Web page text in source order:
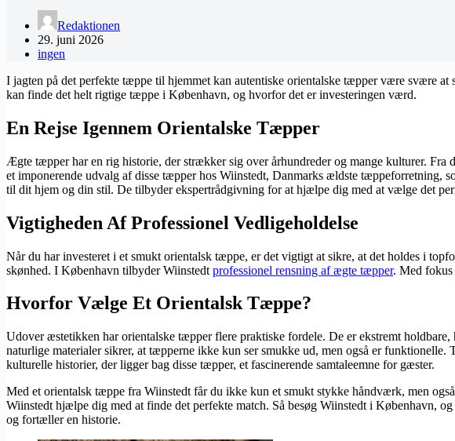
Redaktionen
29. juni 2026
ingen
I jagten på det perfekte tæppe til hjemmet kan autentiske orientalske tæpper være svære
kan finde det helt rigtige tæppe i København, og hvorfor det er investeringen værd.
En Rejse Igennem Orientalske Tæpper
Ægte tæpper har en rig historie, der strækker sig over århundreder og mange kulturer.
et imponerende udvalg af disse tæpper hos Wiinstedt, Danmarks ældste tæppeforretning,
til dit hjem og din stil. De tilbyder ekspertrådgivning for at hjælpe dig med at vælge det
Vigtigheden Af Professionel Vedligeholdelse
Når du har investeret i et smukt orientalsk tæppe, er det vigtigt at sikre, at det holdes i
skønhed. I København tilbyder Wiinstedt professionel rensning af ægte tæpper. Med fokus
Hvorfor Vælge Et Orientalsk Tæppe?
Udover æstetikken har orientalske tæpper flere praktiske fordele. De er ekstremt
naturlige materialer sikrer, at tæpperne ikke kun ser smukke ud, men også er
kulturelle historier, der ligger bag disse tæpper, et fascinerende samtaleemne for gæster.
Med et orientalsk tæppe fra Wiinstedt får du ikke kun et smukt stykke håndværk, men
Wiinstedt hjælpe dig med at finde det perfekte match. Så besøg Wiinstedt i København,
og fortæller en historie.